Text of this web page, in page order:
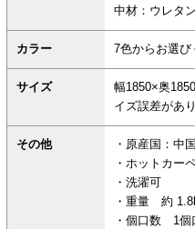
中材：ウレタ
カラー 7色からお選び
サイズ
幅1850×奥
イズ誤差があ
その他
・原産国：中国
・ホットカー
・洗濯可
・重量 約
・個口数 1個